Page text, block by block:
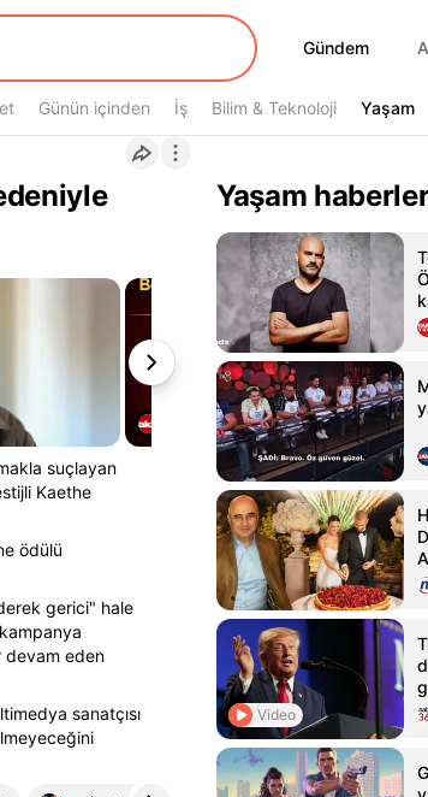
Gündem
Gündem
Günün içinden İş Bilim & Teknoloji Yaşam
Yaşam
suçlayan
Kaethe
ödülü
gerici" hale
devam eden
sanatçısı
Yaşam
Video